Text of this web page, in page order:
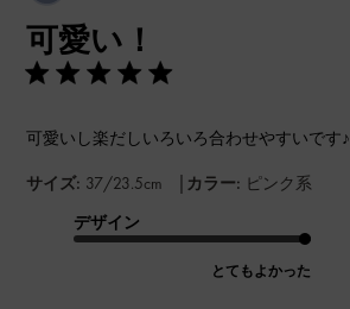
可愛い！
可愛いし楽だしいろいろ合わせやすいです♪
サイズ: 37/23.5cm | カラー: ピンク系
デザイン
とてもよかった